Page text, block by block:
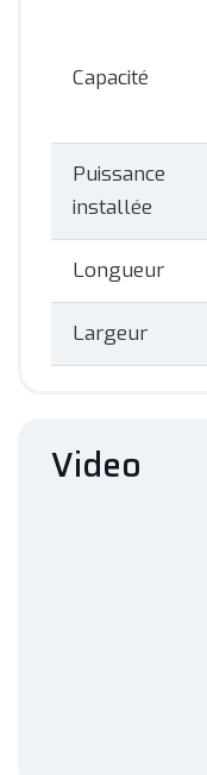
Capacité
Puissance
installée
Longueur
Largeur
Video